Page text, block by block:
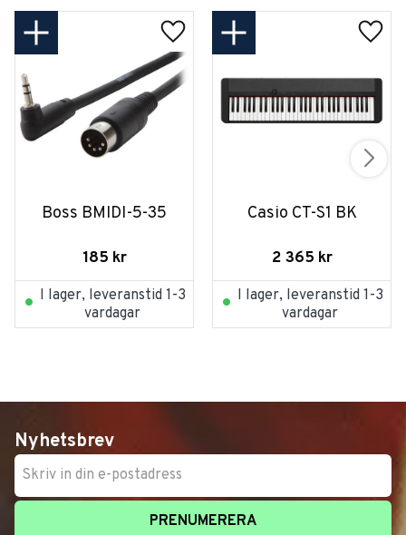
Boss BMIDI-5-35
185 kr
I lager, leveranstid 1-3
vardagar
Casio CT-S1 BK
2 365 kr
I lager, leveranstid 1-3
vardagar
Nyhetsbrev
PRENUMERERA